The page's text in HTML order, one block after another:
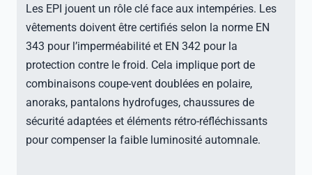
Les EPI jouent un rôle clé face aux intempéries. Les
vêtements doivent être certifiés selon la norme EN
343 pour l’imperméabilité et EN 342 pour la
protection contre le froid. Cela implique port de
combinaisons coupe-vent doublées en polaire,
anoraks, pantalons hydrofuges, chaussures de
sécurité adaptées et éléments rétro-réfléchissants
pour compenser la faible luminosité automnale.